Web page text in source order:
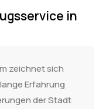
in
zeichnet sich
Erfahrung
der Stadt